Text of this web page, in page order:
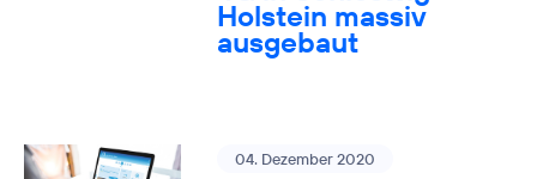
Holstein massiv
ausgebaut
04. Dezember 2020